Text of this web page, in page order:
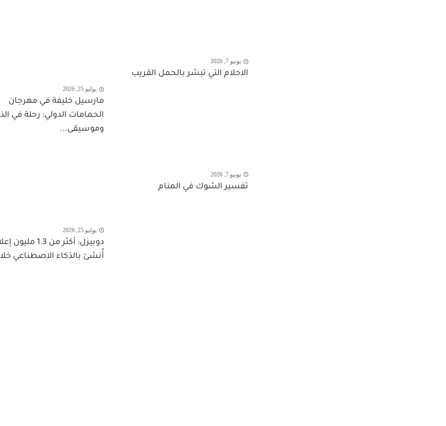
يونيو 7, 2026
الاحلام التي تبشر بالحمل القريب
يونيو 7, 2026
تفسير الشوك في المنام
يوليو 25, 2026
مارسيل خليفة في مهرجان
الحمامات الدولي: رحلة في
وموسيقى...
يوليو 25, 2026
دوبيزل: أكثر من 1.3
أُنشئ بالذكاء الاصطناعي